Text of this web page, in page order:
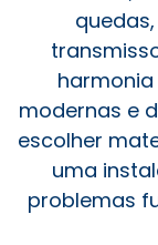
modernas e
escolher
uma
problemas